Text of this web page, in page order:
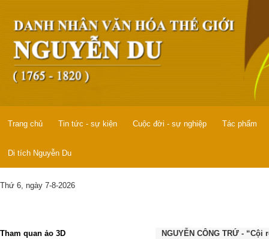
Trang chủ Tin tức - sự kiện Cuộc đời - sự nghiệp Tác phẩm
Di tích Nguyễn Du
Thứ 6, ngày 7-8-2026
Tham quan ảo 3D NGUYỄN CÔNG TRỨ -